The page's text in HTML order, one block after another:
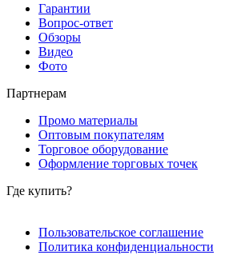
Гарантии
Вопрос-ответ
Обзоры
Видео
Фото
Партнерам
Промо материалы
Оптовым покупателям
Торговое оборудование
Оформление торговых точек
Где купить?
Пользовательское соглашение
Политика конфиденциальности